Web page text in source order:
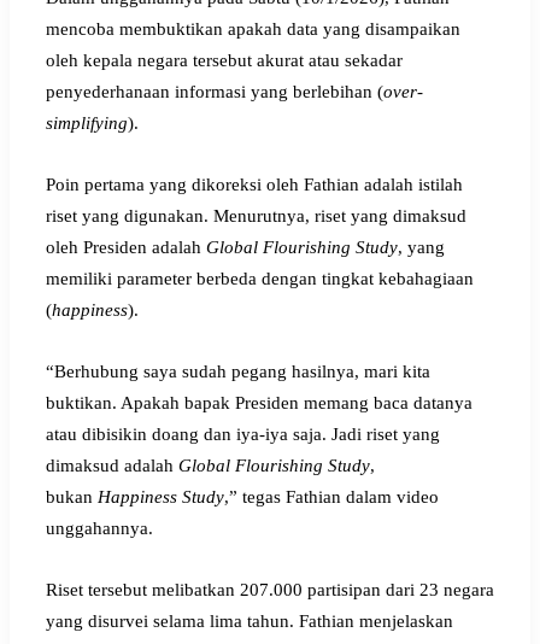
mencoba membuktikan apakah data yang disampaikan
oleh kepala negara tersebut akurat atau sekadar
penyederhanaan informasi yang berlebihan (over-
simplifying).
Poin pertama yang dikoreksi oleh Fathian adalah istilah
riset yang digunakan. Menurutnya, riset yang dimaksud
oleh Presiden adalah Global Flourishing Study, yang
memiliki parameter berbeda dengan tingkat kebahagiaan
(happiness).
“Berhubung saya sudah pegang hasilnya, mari kita
buktikan. Apakah bapak Presiden memang baca datanya
atau dibisikin doang dan iya-iya saja. Jadi riset yang
dimaksud adalah Global Flourishing Study,
bukan Happiness Study,” tegas Fathian dalam video
unggahannya.
Riset tersebut melibatkan 207.000 partisipan dari 23 negara
yang disurvei selama lima tahun. Fathian menjelaskan